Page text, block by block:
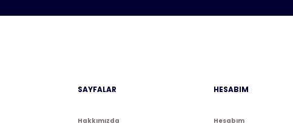
SAYFALAR
Hakkımızda
HESABIM
Hesabım